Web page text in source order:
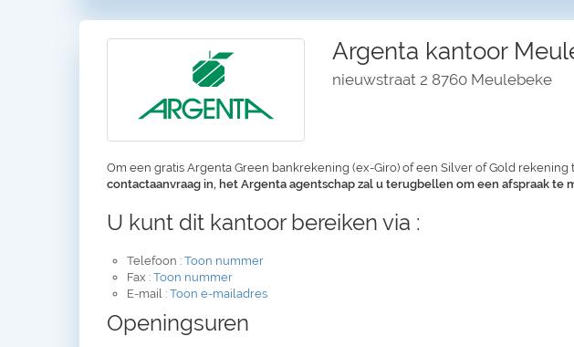
Argenta kantoor
nieuwstraat 2 8760 Meulebeke
Om een gratis Argenta Green bankrekening (ex-Giro) of een Silver of Gold rekening
contactaanvraag in, het Argenta agentschap zal u terugbellen om een afspraak te
U kunt dit kantoor bereiken via :
Telefoon : Toon nummer
Fax : Toon nummer
E-mail : Toon e-mailadres
Openingsuren